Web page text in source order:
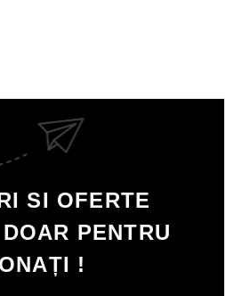
SI OFERTE
PENTRU
!